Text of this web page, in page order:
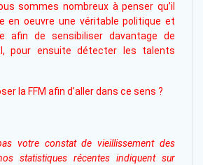
sommes nombreux à penser qu’il
en oeuvre une véritable politique et
afin de sensibiliser davantage de
pour ensuite détecter les talents
la FFM afin d’aller dans ce sens ?
votre constat de vieillissement des
statistiques récentes indiquent sur